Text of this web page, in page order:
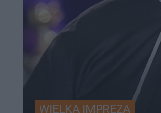
WIELKA IMPREZA